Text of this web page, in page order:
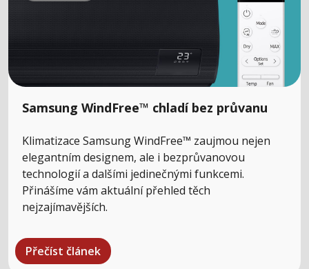
Samsung WindFree™ chladí bez průvanu
Klimatizace Samsung WindFree™ zaujmou nejen
elegantním designem, ale i bezprůvanovou
technologií a dalšími jedinečnými funkcemi.
Přinášíme vám aktuální přehled těch
nejzajímavějších.
Přečíst článek